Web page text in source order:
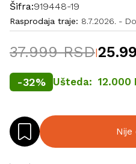
Šifra:919448-19
Rasprodaja traje: 8.7.2026. -
37.999 RSD|
-32% Ušteda: 12.000
Nije